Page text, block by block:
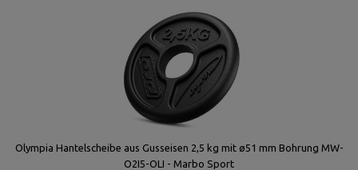
Olympia Hantelscheibe aus Gusseisen 2,5 kg mit ø51 mm Bohrung MW-
O2I5-OLI - Marbo Sport